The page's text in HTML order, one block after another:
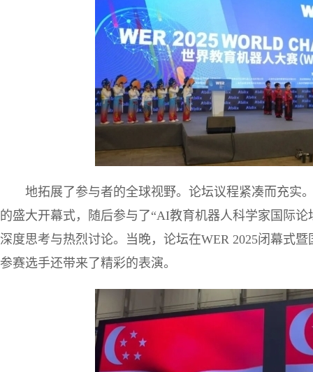
地拓展了参与者的全球视野。论坛议程紧凑而充实
的盛大开幕式，随后参与了“AI教育机器人科学家国际
深度思考与热烈讨论。当晚，论坛在WER 2025闭幕式
参赛选手还带来了精彩的表演。